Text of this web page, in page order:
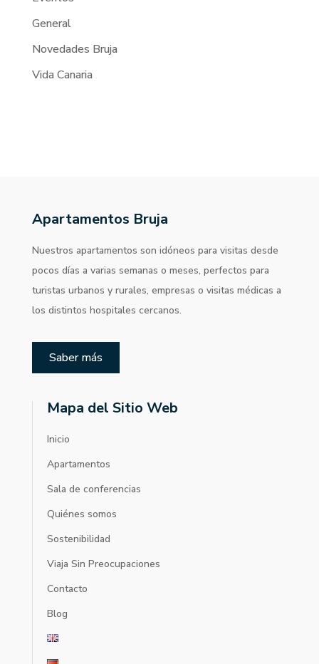
General
Novedades Bruja
Vida Canaria
Apartamentos Bruja
Nuestros apartamentos son idóneos para visitas desde
pocos días a varias semanas o meses, perfectos para
turistas urbanos y rurales, empresas o visitas médicas a
los distintos hospitales cercanos.
Saber más
Mapa del Sitio Web
Inicio
Apartamentos
Sala de conferencias
Quiénes somos
Sostenibilidad
Viaja Sin Preocupaciones
Contacto
Blog